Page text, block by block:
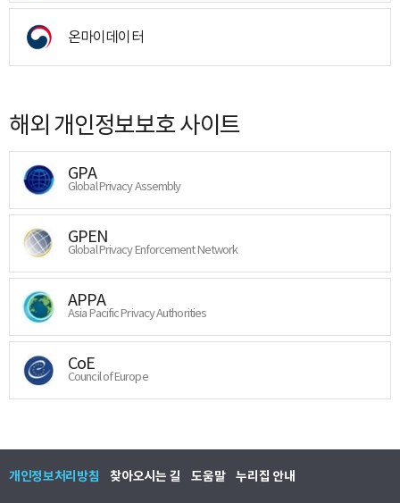
온마이데이터
해외 개인정보보호 사이트
GPA
Global Privacy Assembly
GPEN
Global Privacy Enforcement Network
APPA
Asia Pacific Privacy Authorities
CoE
Council of Europe
개인정보처리방침 찾아오시는 길 도움말 누리집 안내